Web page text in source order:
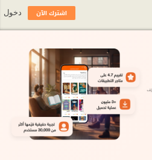
اشترك الآن دخول